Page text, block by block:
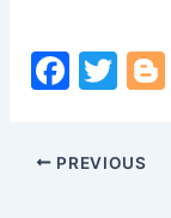
F
c
e
T
itt
er
PREVIOUS